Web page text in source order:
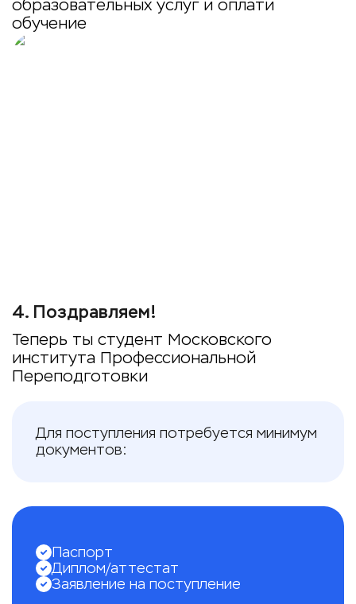
образовательных услуг и оплати
обучение
4. Поздравляем!
Теперь ты студент Московского
института Профессиональной
Переподготовки
Для поступления потребуется минимум
документов:
Паспорт
Диплом/аттестат
Заявление на поступление